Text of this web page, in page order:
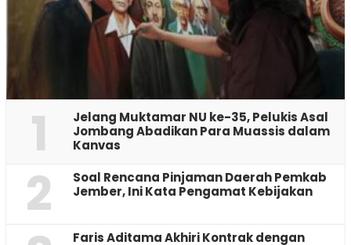
1
Jelang Muktamar NU ke-35, Pelukis Asal
Jombang Abadikan Para Muassis dalam
Kanvas
2
‎Soal Rencana Pinjaman Daerah Pemkab
Jember, Ini Kata Pengamat Kebijakan ‎
Faris Aditama Akhiri Kontrak dengan